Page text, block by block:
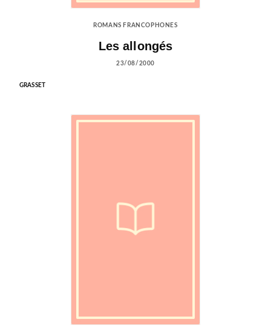
ROMANS FRANCOPHONES
Les allongés
23/08/2000
GRASSET